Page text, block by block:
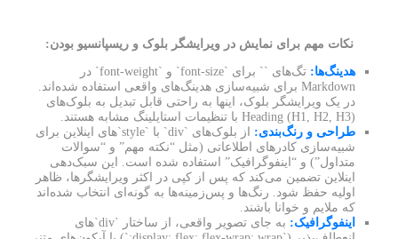
نکات مهم برای نمایش در ویرایشگر بلوک و ریسپانسیو بودن:
هدینگ‌ها: تگ‌های `
` برای `font-size` و `font-weight` در
Markdown برای شبیه‌سازی هدینگ‌های واقعی استفاده شده‌اند.
در یک ویرایشگر بلوک، اینها به راحتی قابل تبدیل به بلوک‌های
Heading (H1, H2, H3) با تنظیمات استایلینگ مشابه هستند.
طراحی و رنگ‌بندی:
از بلوک‌های `div` با `style`های اینلاین برای
شبیه‌سازی کادرهای اطلاعاتی (مثل “نکته مهم” و “سوالات
متداول”) و “اینفوگرافیک” استفاده شده است. این سبک‌دهی
اینلاین تضمین می‌کند که پس از کپی در اکثر ویرایشگرها، ظاهر
اولیه حفظ شود. رنگ‌ها و پس‌زمینه‌ها به گونه‌ای انتخاب شده‌اند
که ملایم و خوانا باشند.
اینفوگرافیک:
به جای تصویر واقعی، از ساختار `div`های